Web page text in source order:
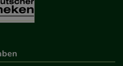
zugeschrittene Inhalte
zu
lassen sich